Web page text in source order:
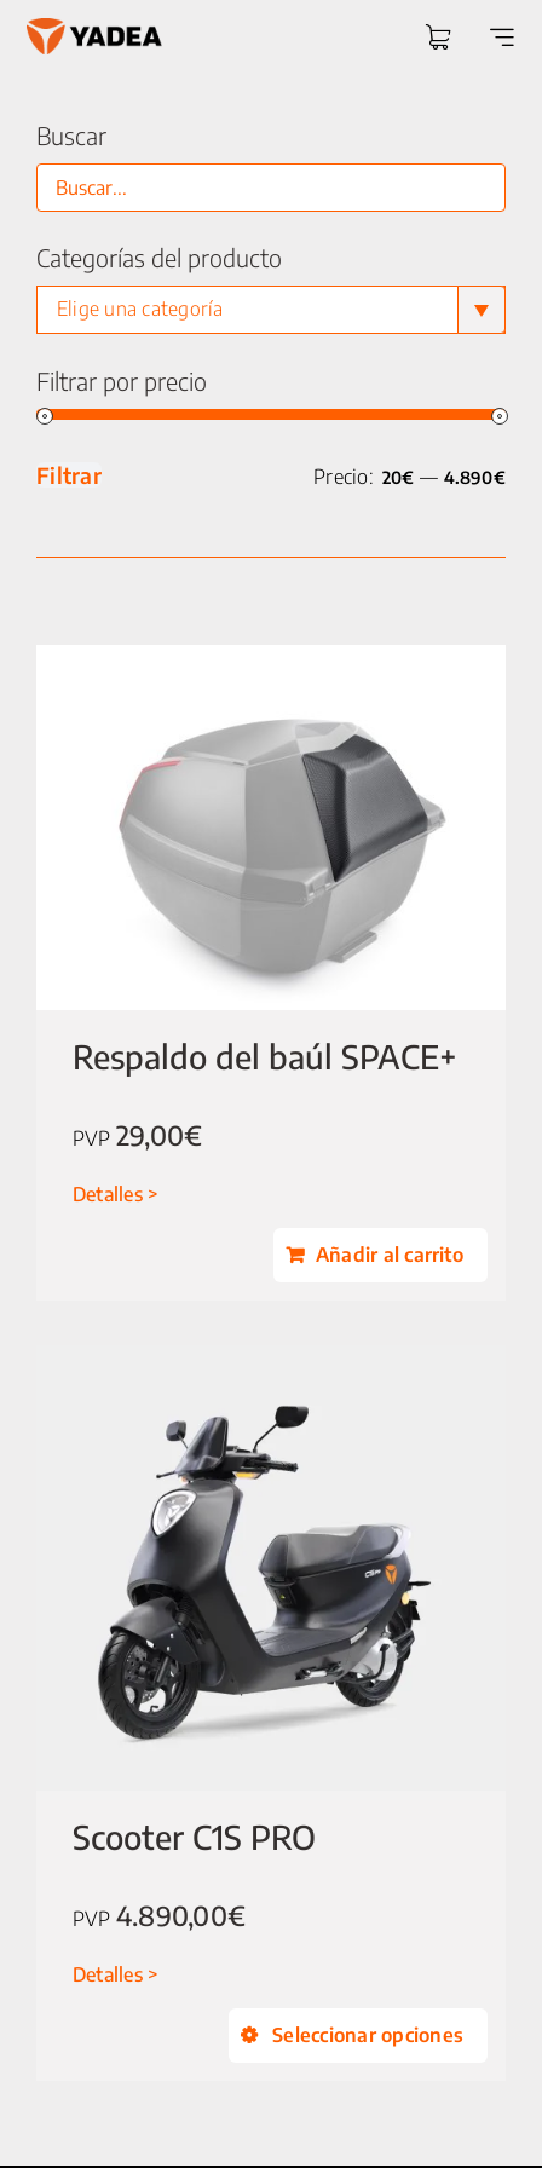
Saltar
CICLOMOTORES
MOTOCICLETAS
ACCESORIOS
SERVICIOS
SALA DE PRENSA
CONTACTO
Respaldo del baúl SPACE+
PVP 29,00€
Añadir al carrito
Detalles
Scooter C1S PRO
PVP 4.890,00€
Seleccionar opciones
Detalles
Buscar
Categorías del producto
Elige una categoría
Filtrar por precio
Precio
mínimo
Precio
máximo
Filtrar Precio: 20€ — 4.890€